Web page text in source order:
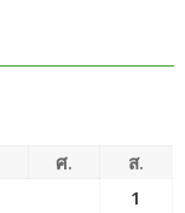
ศ.
ส.
1